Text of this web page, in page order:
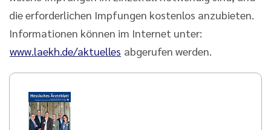
die erforderlichen Impfungen kostenlos anzubieten.
Informationen können im Internet unter:
www.laekh.de/aktuelles abgerufen werden.